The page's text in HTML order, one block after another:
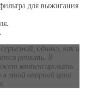
для выжигания
однако, как и
решить. В
компенсировать
в этой опорной цепи